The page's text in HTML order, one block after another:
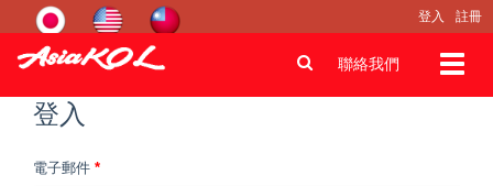
登入 註冊
聯絡我們
登入
電子郵件 *